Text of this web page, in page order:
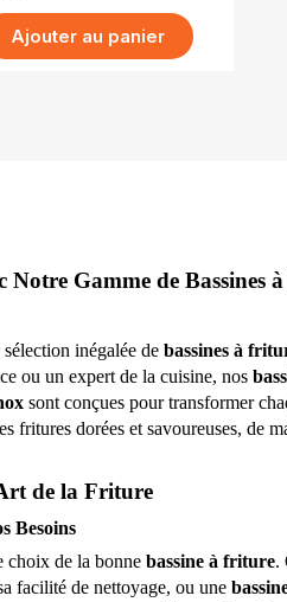
Notre Gamme de Bassines
inégalée de bassines à
ou un expert de la cuisine, nos
sont conçues pour transformer
fritures dorées et savoureuses, de
de la Friture
Besoins
choix de la bonne bassine à friture
facilité de nettoyage, ou une
Ajouter au panier